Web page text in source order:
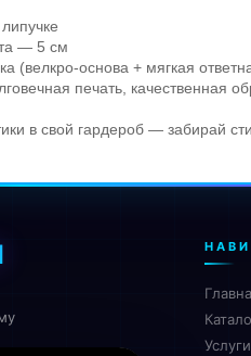
— 5 см
(велкро-основа + мягкая
печать, качественная
в свой гардероб — забирай
Услуги